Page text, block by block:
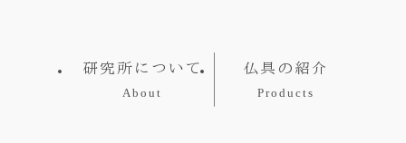
研究所について
About
仏具の紹介
Products